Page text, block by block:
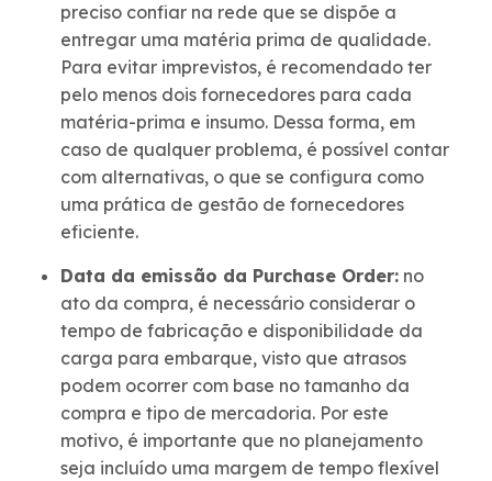
preciso confiar na rede que se dispõe a
entregar uma matéria prima de qualidade.
Para evitar imprevistos, é recomendado ter
pelo menos dois fornecedores para cada
matéria-prima e insumo. Dessa forma, em
caso de qualquer problema, é possível contar
com alternativas, o que se configura como
uma prática de gestão de fornecedores
eficiente.
Data da emissão da Purchase Order: no
ato da compra, é necessário considerar o
tempo de fabricação e disponibilidade da
carga para embarque, visto que atrasos
podem ocorrer com base no tamanho da
compra e tipo de mercadoria. Por este
motivo, é importante que no planejamento
seja incluído uma margem de tempo flexível